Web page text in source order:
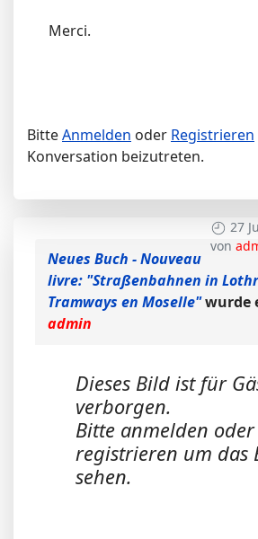
Merci.
BitteAnmelden oder Registrieren
Konversation beizutreten.
27
von
Neues Buch - Nouveau
livre: "Straßenbahnen in
Tramways en Moselle"wurde
admin
Dieses Bild ist für
verborgen.
Bitte anmelden oder
registrieren um das
sehen.